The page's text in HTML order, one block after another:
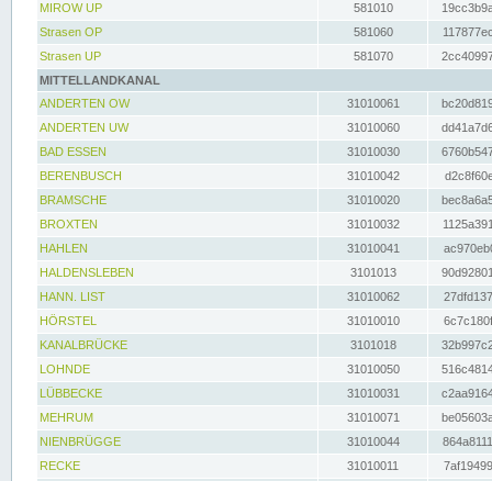
MIROW UP
581010
Strasen OP
581060
Strasen UP
581070
MITTELLANDKANAL
ANDERTEN OW
31010061
ANDERTEN UW
31010060
BAD ESSEN
31010030
BERENBUSCH
31010042
BRAMSCHE
31010020
BROXTEN
31010032
HAHLEN
31010041
HALDENSLEBEN
3101013
HANN. LIST
31010062
HÖRSTEL
31010010
KANALBRÜCKE
3101018
LOHNDE
31010050
LÜBBECKE
31010031
MEHRUM
31010071
NIENBRÜGGE
31010044
RECKE
31010011